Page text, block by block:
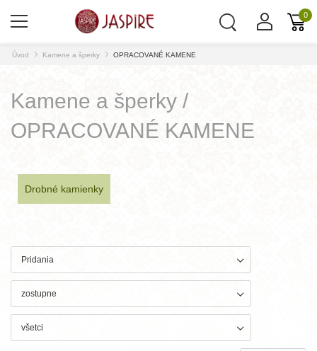
0
Úvod Kamene a šperky OPRACOVANÉ KAMENE
Kamene a šperky /
OPRACOVANÉ KAMENE
Drobné kamienky